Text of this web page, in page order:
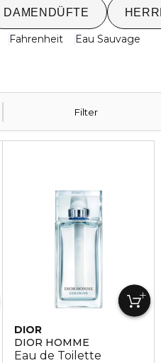
DAMENDÜFTE
Fahrenheit Eau Sauvage
Filter
DIOR
DIOR HOMME
Eau de Toilette